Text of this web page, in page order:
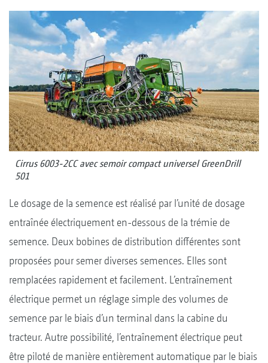
Cirrus 6003-2CC avec semoir compact universel GreenDrill
501
Le dosage de la semence est réalisé par l’unité de dosage
entraînée électriquement en-dessous de la trémie de
semence. Deux bobines de distribution différentes sont
proposées pour semer diverses semences. Elles sont
remplacées rapidement et facilement. L’entraînement
électrique permet un réglage simple des volumes de
semence par le biais d’un terminal dans la cabine du
tracteur. Autre possibilité, l’entraînement électrique peut
être piloté de manière entièrement automatique par le biais